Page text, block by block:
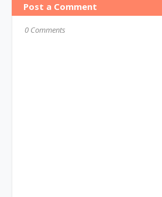
Post a Comment
0 Comments